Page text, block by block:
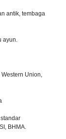
antik, tembaga
ayun.
Western Union,
BHMA.